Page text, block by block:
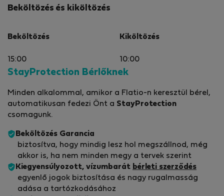
Beköltözés és kiköltözés
Beköltözés
15:00
Kiköltözés
10:00
StayProtection Bérlőknek
Minden alkalommal, amikor a Flatio-n keresztül bérel,
automatikusan fedezi Önt a StayProtection
csomagunk.
Beköltözés Garancia
biztosítva, hogy mindig lesz hol megszállnod, még
akkor is, ha nem minden megy a tervek szerint
Kiegyensúlyozott, vízumbarát bérleti szerződés
egyenlő jogok biztosítása és nagy rugalmasság
adása a tartózkodásához